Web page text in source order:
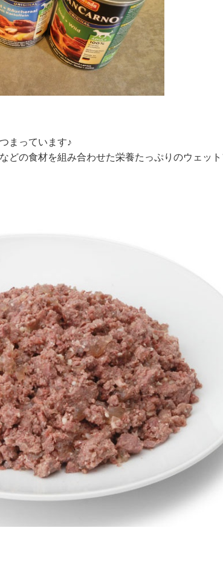
まっています♪
どの食材を組み合わせた栄養たっぷりのウェッ